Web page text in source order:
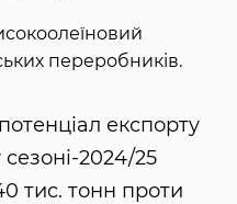
переробників.
експорту
2024/25
тис. тонн проти